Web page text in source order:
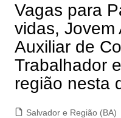
Vagas para
vidas, Jovem
Auxiliar de
Trabalhador
região nesta
Salvador e Região (BA)